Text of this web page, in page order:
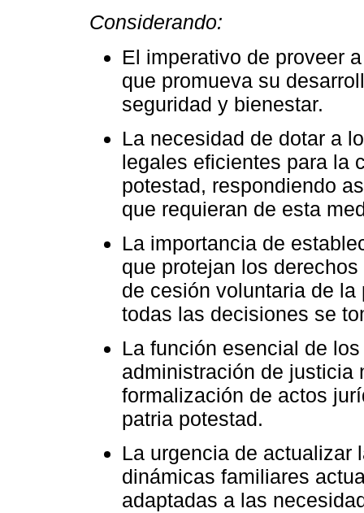
Considerando:
El imperativo de proveer
que promueva su
seguridad y bienestar.
La necesidad de dotar a
legales eficientes para la
potestad, respondiendo
que requieran de esta
La importancia de
que protejan los
de cesión voluntaria de
todas las decisiones se
La función esencial de
administración de justicia
formalización de actos
patria potestad.
La urgencia de actualizar
dinámicas familiares
adaptadas a las